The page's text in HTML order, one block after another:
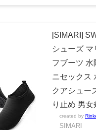
[SIMARI]
シューズ
フブーツ 水
ニセックス
クアシュー
り止め 男女
created by
SIMARI